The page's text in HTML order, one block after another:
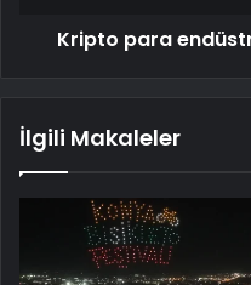
Kripto para
İlgili Makaleler